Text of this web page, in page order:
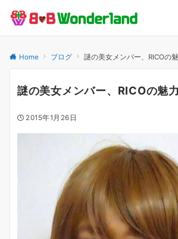
Home ブログ 謎の美女メンバー、RICOの
謎の美女メンバー、RICOの魅
2015年1月26日